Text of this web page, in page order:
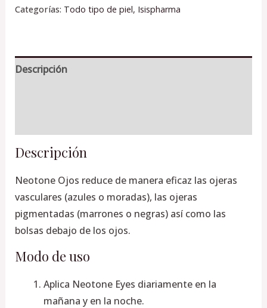
Categorías: Todo tipo de piel, Isispharma
Descripción
Descripción
Neotone Ojos reduce de manera eficaz las ojeras
vasculares (azules o moradas), las ojeras
pigmentadas (marrones o negras) así como las
bolsas debajo de los ojos.
Modo de uso
Aplica Neotone Eyes diariamente en la
mañana y en la noche.